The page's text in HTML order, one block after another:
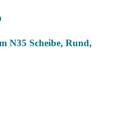
N35 Scheibe, Rund,